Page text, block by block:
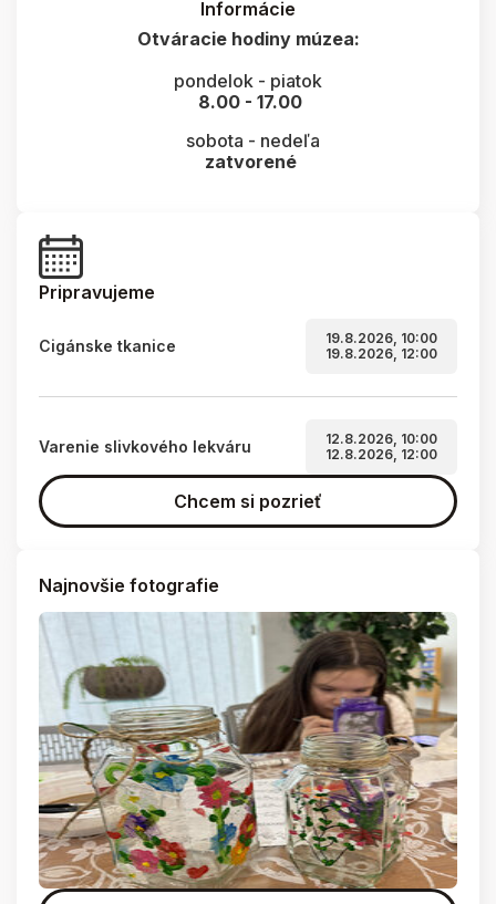
Informácie
Otváracie hodiny múzea:
pondelok - piatok
8.00 - 17.00
sobota - nedeľa
zatvorené
Pripravujeme
Cigánske tkanice
19.8.2026, 10:00
19.8.2026, 12:00
Varenie slivkového lekváru
12.8.2026, 10:00
12.8.2026, 12:00
Chcem si pozrieť
Najnovšie fotografie